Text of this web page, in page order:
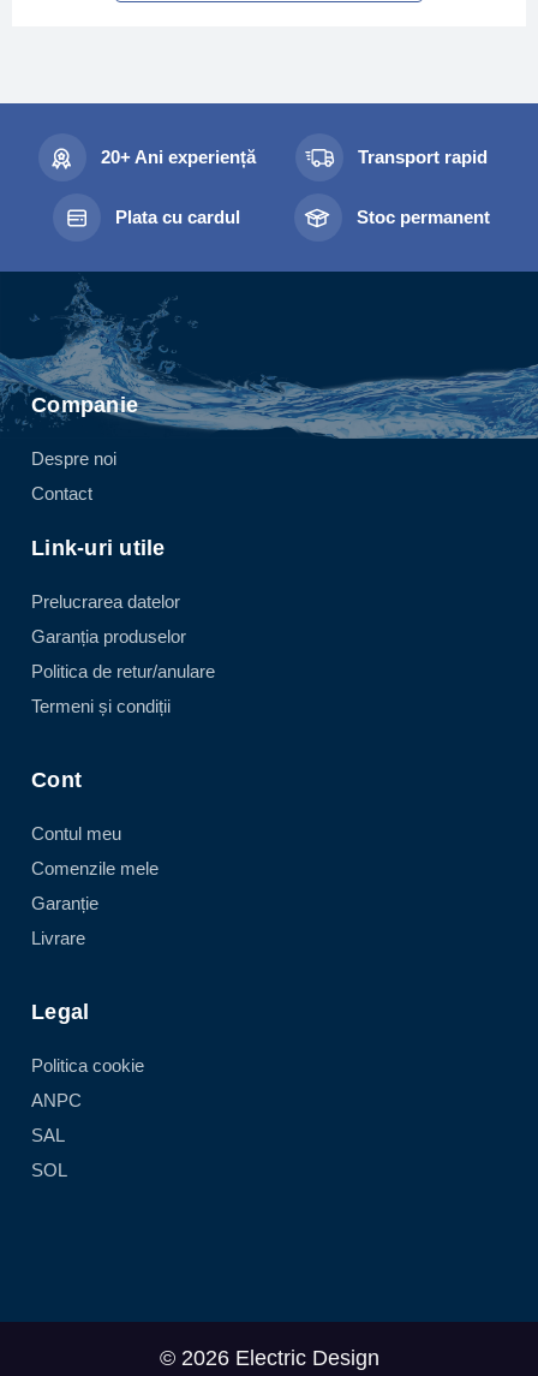
20+ Ani experiență Transport rapid
Plata cu cardul Stoc permanent
Companie
Despre noi
Contact
Link-uri utile
Prelucrarea datelor
Garanția produselor
Politica de retur/anulare
Termeni și condiții
Cont
Contul meu
Comenzile mele
Garanție
Livrare
Legal
Politica cookie
ANPC
SAL
SOL
© 2026 Electric Design